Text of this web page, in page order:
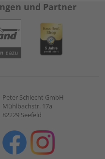
und Partner
Peter Schlecht GmbH
Mühlbachstr. 17a
82229 Seefeld